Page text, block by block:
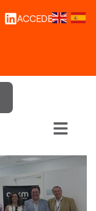
ACCEDER
Menú